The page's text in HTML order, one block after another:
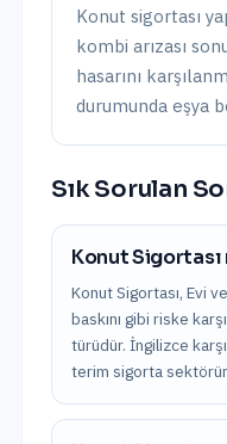
Konut sigortası
kombi arızası
hasarını
durumunda eşya
Sık Sorulan
Konut
Konut Sigortası, Evi ve
baskını gibi riske
türüdür. İngilizce
terim sigorta